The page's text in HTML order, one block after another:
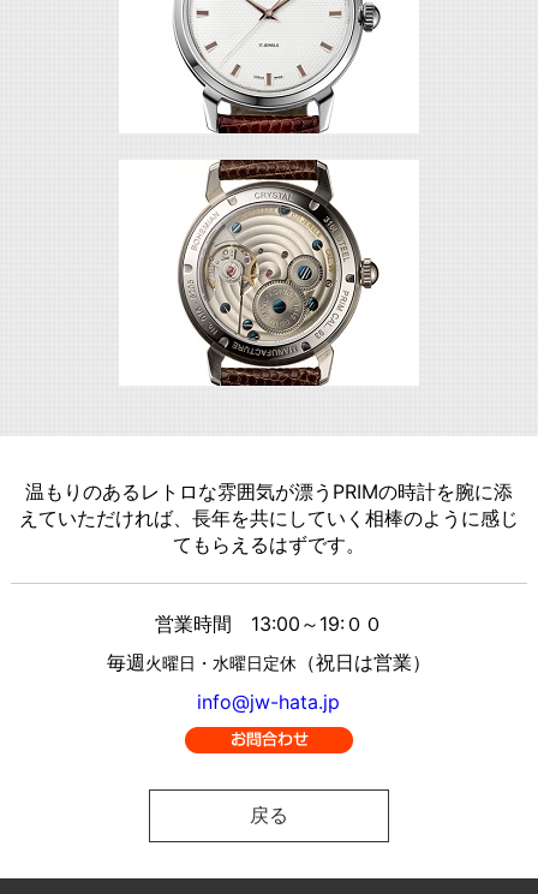
温もりのあるレトロな雰囲気が漂うPRIMの時計を腕に添
えていただければ、長年を共にしていく相棒のように感じ
てもらえるはずです。
営業時間 13:00～19:００
毎週火曜日・水曜日定休（祝日は営業）
info@jw-hata.jp
戻る